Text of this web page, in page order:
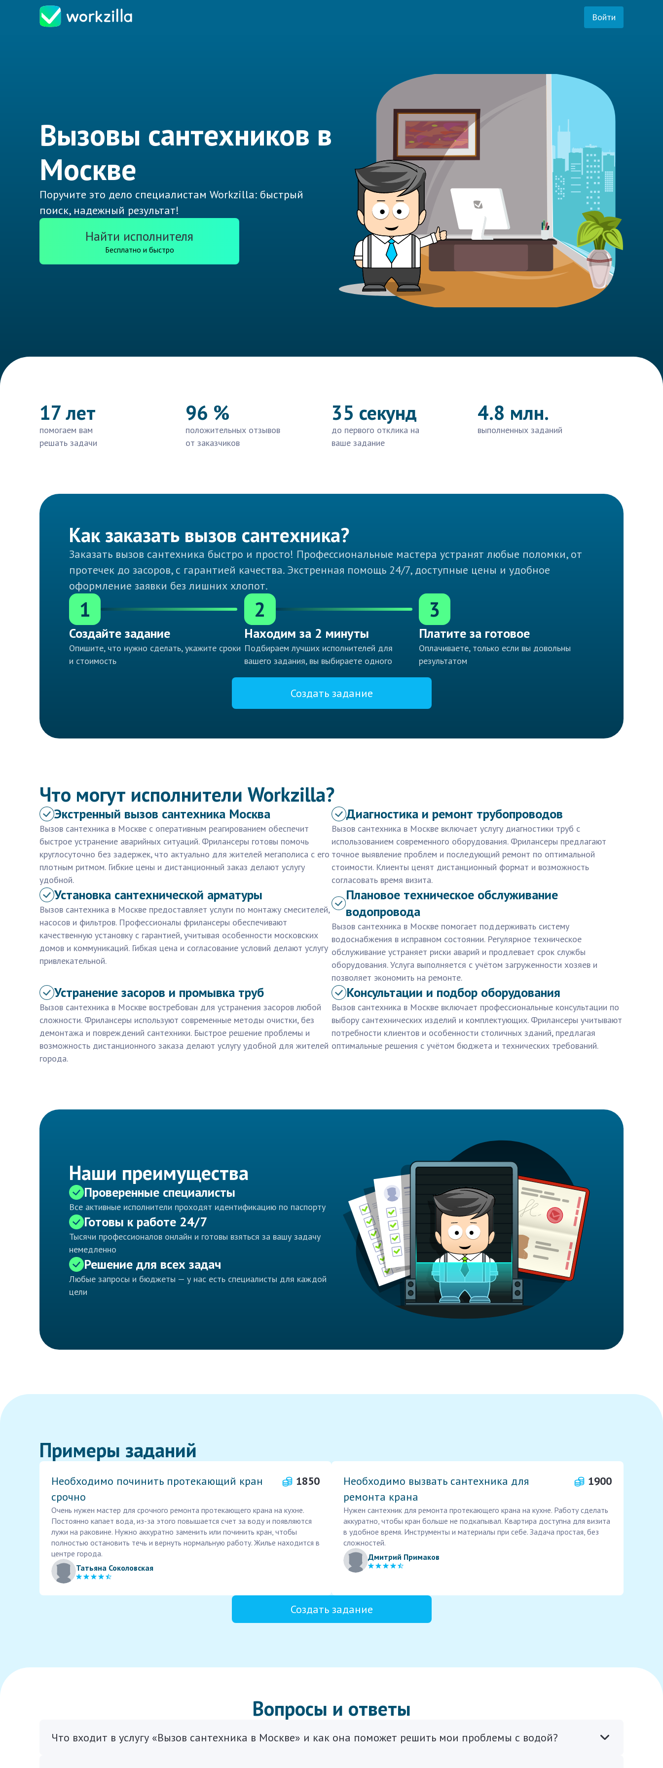
Войти
Вызовы сантехников в
Москве
Поручите это дело специалистам Workzilla: быстрый
поиск, надежный результат!
Найти исполнителя
Бесплатно и быстро
17 лет
помогаем вам
решать задачи
96 %
положительных отзывов
от заказчиков
35 секунд
до первого отклика на
ваше задание
4.8 млн.
выполненных заданий
Как заказать вызов сантехника?
Заказать вызов сантехника быстро и просто! Профессиональные мастера устранят любые поломки, от
протечек до засоров, с гарантией качества. Экстренная помощь 24/7, доступные цены и удобное
оформление заявки без лишних хлопот.
1
Создайте задание
Опишите, что нужно сделать, укажите сроки
и стоимость
2
Находим за 2 минуты
Подбираем лучших исполнителей для
вашего задания, вы выбираете одного
3
Платите за готовое
Оплачиваете, только если вы довольны
результатом
Создать задание
Что могут исполнители Workzilla?
Экстренный вызов сантехника Москва
Вызов сантехника в Москве с оперативным реагированием обеспечит
быстрое устранение аварийных ситуаций. Фрилансеры готовы помочь
круглосуточно без задержек, что актуально для жителей мегаполиса с его
плотным ритмом. Гибкие цены и дистанционный заказ делают услугу
удобной.
Диагностика и ремонт трубопроводов
Вызов сантехника в Москве включает услугу диагностики труб с
использованием современного оборудования. Фрилансеры предлагают
точное выявление проблем и последующий ремонт по оптимальной
стоимости. Клиенты ценят дистанционный формат и возможность
согласовать время визита.
Установка сантехнической арматуры
Вызов сантехника в Москве предоставляет услуги по монтажу смесителей,
насосов и фильтров. Профессионалы фрилансеры обеспечивают
качественную установку с гарантией, учитывая особенности московских
домов и коммуникаций. Гибкая цена и согласование условий делают услугу
привлекательной.
Плановое техническое обслуживание
водопровода
Вызов сантехника в Москве помогает поддерживать систему
водоснабжения в исправном состоянии. Регулярное техническое
обслуживание устраняет риски аварий и продлевает срок службы
оборудования. Услуга выполняется с учётом загруженности хозяев и
позволяет экономить на ремонте.
Устранение засоров и промывка труб
Вызов сантехника в Москве востребован для устранения засоров любой
сложности. Фрилансеры используют современные методы очистки, без
демонтажа и повреждений сантехники. Быстрое решение проблемы и
возможность дистанционного заказа делают услугу удобной для жителей
города.
Консультации и подбор оборудования
Вызов сантехника в Москве включает профессиональные консультации по
выбору сантехнических изделий и комплектующих. Фрилансеры учитывают
потребности клиентов и особенности столичных зданий, предлагая
оптимальные решения с учётом бюджета и технических требований.
Наши преимущества
Проверенные специалисты
Все активные исполнители проходят идентификацию по паспорту
Готовы к работе 24/7
Тысячи профессионалов онлайн и готовы взяться за вашу задачу
немедленно
Решение для всех задач
Любые запросы и бюджеты — у нас есть специалисты для каждой
цели
Примеры заданий
Необходимо починить протекающий кран
срочно
1850
Очень нужен мастер для срочного ремонта протекающего крана на кухне.
Постоянно капает вода, из-за этого повышается счет за воду и появляются
лужи на раковине. Нужно аккуратно заменить или починить кран, чтобы
полностью остановить течь и вернуть нормальную работу. Жилье находится в
центре города.
Татьяна Соколовская
Необходимо вызвать сантехника для
ремонта крана
1900
Нужен сантехник для ремонта протекающего крана на кухне. Работу сделать
аккуратно, чтобы кран больше не подкапывал. Квартира доступна для визита
в удобное время. Инструменты и материалы при себе. Задача простая, без
сложностей.
Дмитрий Примаков
Создать задание
Вопросы и ответы
Что входит в услугу «Вызов сантехника в Москве» и как она поможет решить мои проблемы с водой?